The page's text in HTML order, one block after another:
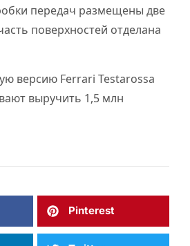
передач размещены две
поверхностей отделана
версию Ferrari Testarossa
выручить 1,5 млн
Pinterest